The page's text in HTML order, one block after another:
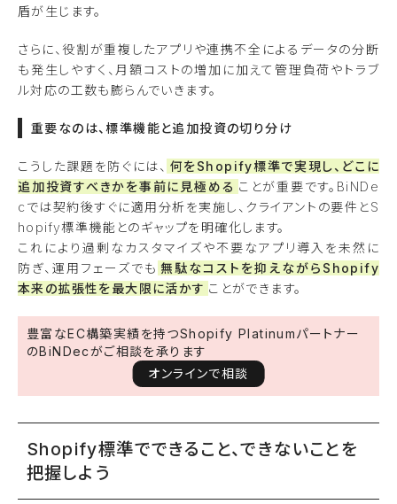
盾が生じます。
さらに、役割が重複したアプリや連携不全によるデータの分断
も発生しやすく、月額コストの増加に加えて管理負荷やトラブ
ル対応の工数も膨らんでいきます。
重要なのは、標準機能と追加投資の切り分け
こうした課題を防ぐには、 何をShopify標準で実現し、どこに
追加投資すべきかを事前に見極める ことが重要です。BiNDe
cでは契約後すぐに適用分析を実施し、クライアントの要件とS
hopify標準機能とのギャップを明確化します。
これにより過剰なカスタマイズや不要なアプリ導入を未然に
防ぎ、運用フェーズでも 無駄なコストを抑えながらShopify
本来の拡張性を最大限に活かす ことができます。
豊富なEC構築実績を持つShopify Platinumパートナー
のBiNDecがご相談を承ります
オンラインで相談
Shopify標準でできること、できないことを
把握しよう